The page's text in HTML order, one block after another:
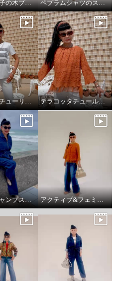
キラキラ椰子の木プルオーバーでワクワクスタイリング ペプラムシャツのスタイリング
モノトーンチューリップ柄のTシャツ テラコッタチュールレースプルオーバー。
クールなジャンプスーツ‼️ アクティブ&フェミニンスタイリング